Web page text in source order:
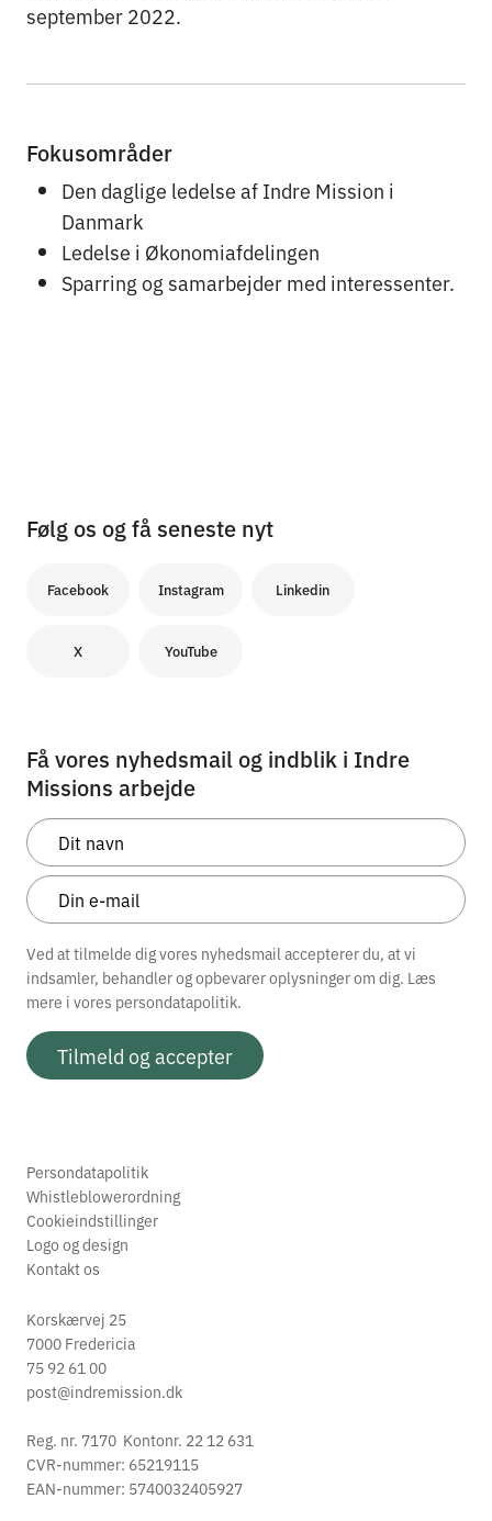
september 2022.
Fokusområder
Den daglige ledelse af Indre Mission i
Danmark
Ledelse i Økonomiafdelingen
Sparring og samarbejder med interessenter.
Følg os og få seneste nyt
Facebook Instagram Linkedin
X YouTube
Få vores nyhedsmail og indblik i Indre
Missions arbejde
Ved at tilmelde dig vores nyhedsmail accepterer du, at vi
indsamler, behandler og opbevarer oplysninger om dig. Læs
mere i vores persondatapolitik.
Tilmeld og accepter
Persondatapolitik
Whistleblowerordning
Cookieindstillinger
Logo og design
Kontakt os
Korskærvej 25
7000 Fredericia
75 92 61 00
post@indremission.dk
Reg. nr. 7170 Kontonr. 22 12 631
CVR-nummer: 65219115
EAN-nummer: 5740032405927